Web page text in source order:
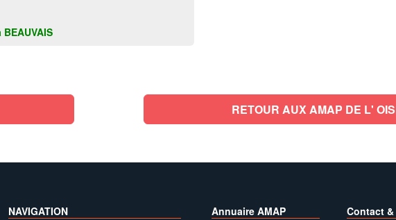
RETOUR AUX AMAP DE L'
NAVIGATION Annuaire AMAP Contact